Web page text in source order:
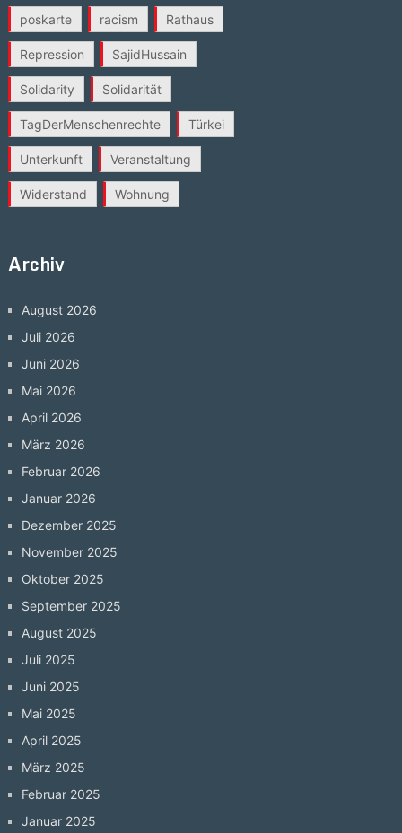
poskarte racism Rathaus
Repression SajidHussain
Solidarity Solidarität
TagDerMenschenrechte Türkei
Unterkunft Veranstaltung
Widerstand Wohnung
Archiv
August 2026
Juli 2026
Juni 2026
Mai 2026
April 2026
März 2026
Februar 2026
Januar 2026
Dezember 2025
November 2025
Oktober 2025
September 2025
August 2025
Juli 2025
Juni 2025
Mai 2025
April 2025
März 2025
Februar 2025
Januar 2025